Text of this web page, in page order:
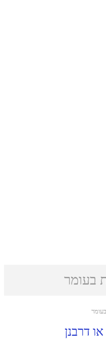
בעומר
דרבנן